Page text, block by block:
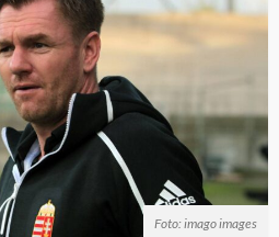
Foto: imago images